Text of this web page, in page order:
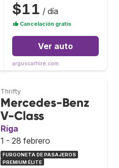
$11 / día
Cancelación gratis
Ver auto
arguscarhire.com
Thrifty
Mercedes-Benz
V-Class
Riga
1 - 28 febrero
FURGONETA DE PASAJEROS
PREMIUM ÉLITE